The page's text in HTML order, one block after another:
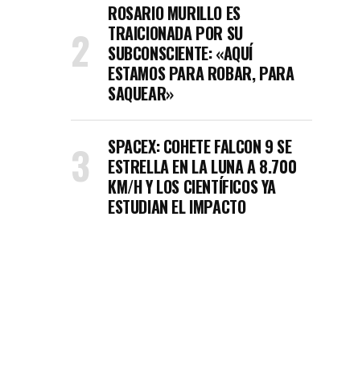
ROSARIO MURILLO ES
TRAICIONADA POR SU
SUBCONSCIENTE: «AQUÍ
ESTAMOS PARA ROBAR, PARA
SAQUEAR»
SPACEX: COHETE FALCON 9 SE
ESTRELLA EN LA LUNA A 8.700
KM/H Y LOS CIENTÍFICOS YA
ESTUDIAN EL IMPACTO